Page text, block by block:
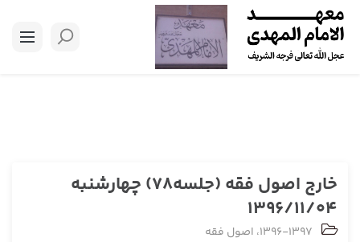
خارج اصول فقه (جلسه78) چهارشنبه
1396/11/04
1396-1397، اصول فقه